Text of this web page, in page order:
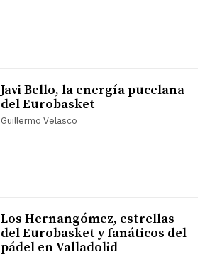
Javi Bello, la energía pucelana
del Eurobasket
Guillermo Velasco
Los Hernangómez, estrellas
del Eurobasket y fanáticos del
pádel en Valladolid